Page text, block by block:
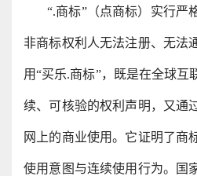
“.商标”（点商标）实行严
非商标权利人无法注册、无法
用“买乐.商标”，既是在全球互
续、可核验的权利声明，又通
网上的商业使用。它证明了商
使用意图与连续使用行为。国